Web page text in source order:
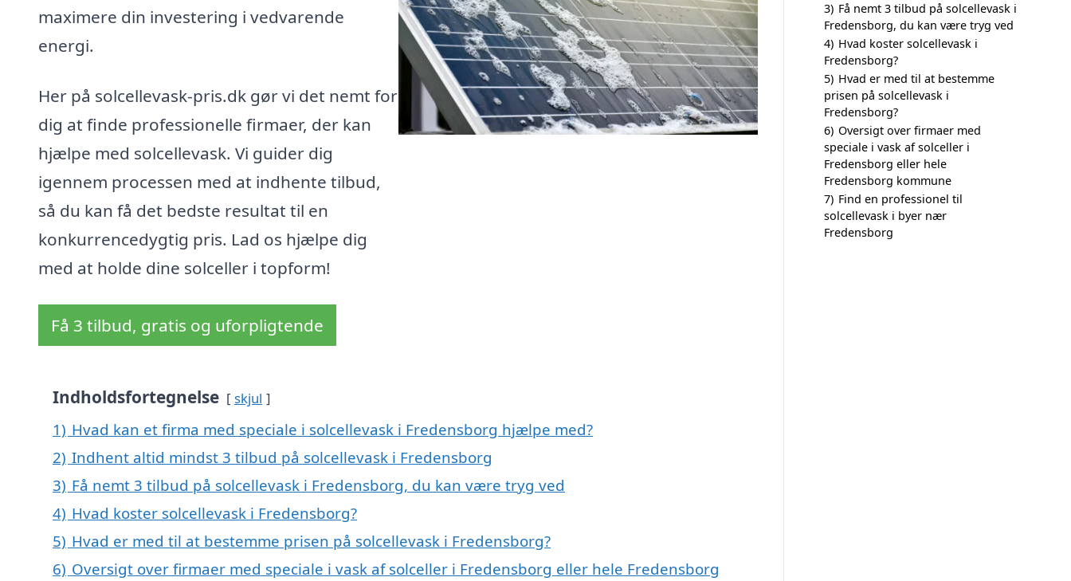
maximere din investering i vedvarende
energi.
Her på solcellevask-pris.dk gør vi det nemt for
dig at finde professionelle firmaer, der kan
hjælpe med solcellevask. Vi guider dig
igennem processen med at indhente tilbud,
så du kan få det bedste resultat til en
konkurrencedygtig pris. Lad os hjælpe dig
med at holde dine solceller i topform!
Få 3 tilbud, gratis og uforpligtende
Indholdsfortegnelse skjul
1) Hvad kan et firma med speciale i solcellevask i Fredensborg hjælpe med?
2) Indhent altid mindst 3 tilbud på solcellevask i Fredensborg
3) Få nemt 3 tilbud på solcellevask i Fredensborg, du kan være tryg ved
4) Hvad koster solcellevask i Fredensborg?
5) Hvad er med til at bestemme prisen på solcellevask i Fredensborg?
6) Oversigt over firmaer med speciale i vask af solceller i Fredensborg eller hele Fredensborg
3) Få nemt 3 tilbud på solcellevask i
Fredensborg, du kan være tryg ved
4) Hvad koster solcellevask i
Fredensborg?
5) Hvad er med til at bestemme
prisen på solcellevask i
Fredensborg?
6) Oversigt over firmaer med
speciale i vask af solceller i
Fredensborg eller hele
Fredensborg kommune
7) Find en professionel til
solcellevask i byer nær
Fredensborg